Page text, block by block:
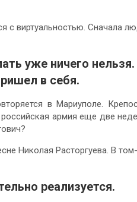
с виртуальностью. Сначала
уже ничего нельзя.
в себя.
в Мариуполе.
армия еще две
Николая Расторгуева. В
реализуется.